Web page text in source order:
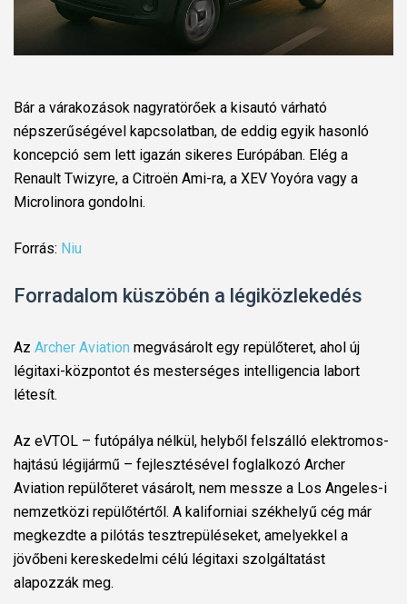
Bár a várakozások nagyratörőek a kisautó várható
népszerűségével kapcsolatban, de eddig egyik hasonló
koncepció sem lett igazán sikeres Európában. Elég a
Renault Twizyre, a Citroën Ami-ra, a XEV Yoyóra vagy a
Microlinora gondolni.
Forrás: Niu
Forradalom küszöbén a légiközlekedés
Az Archer Aviation megvásárolt egy repülőteret, ahol új
légitaxi-központot és mesterséges intelligencia labort
létesít.
Az eVTOL – futópálya nélkül, helyből felszálló elektromos-
hajtású légijármű – fejlesztésével foglalkozó Archer
Aviation repülőteret vásárolt, nem messze a Los Angeles-i
nemzetközi repülőtértől. A kaliforniai székhelyű cég már
megkezdte a pilótás tesztrepüléseket, amelyekkel a
jövőbeni kereskedelmi célú légitaxi szolgáltatást
alapozzák meg.